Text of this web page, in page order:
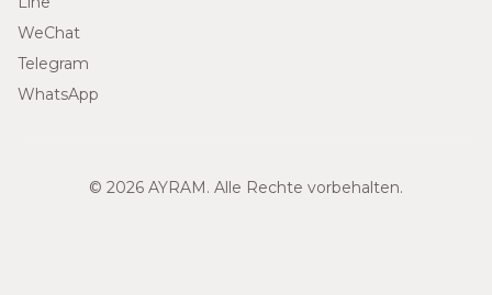
WeChat
Telegram
WhatsApp
© 2026 AYRAM. Alle Rechte vorbehalten.